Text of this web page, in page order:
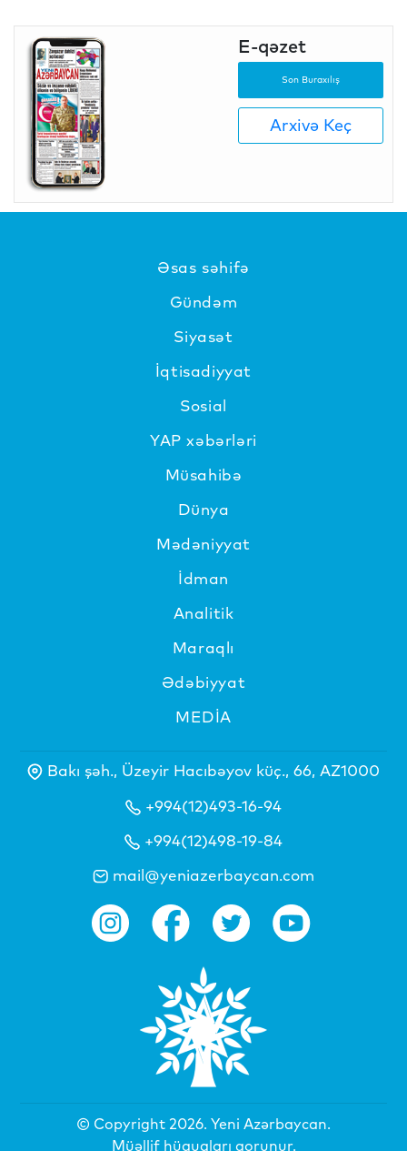
E-qəzet
Son Buraxılış
Arxivə Keç
Əsas səhifə
Gündəm
Siyasət
İqtisadiyyat
Sosial
YAP xəbərləri
Müsahibə
Dünya
Mədəniyyat
İdman
Analitik
Maraqlı
Ədəbiyyat
MEDİA
Bakı şəh., Üzeyir Hacıbəyov küç., 66, AZ1000
+994(12)493-16-94
+994(12)498-19-84
mail@yeniazerbaycan.com
© Copyright 2026. Yeni Azərbaycan.
Müəllif hüquqları qorunur.